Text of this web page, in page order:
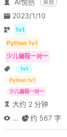
AI悦创 原创
2023/1/10
1v1
Python 1v1
少儿编程一对一
1v1
Python 1v1
少儿编程一对一
大约 2 分钟
...
约 567 字